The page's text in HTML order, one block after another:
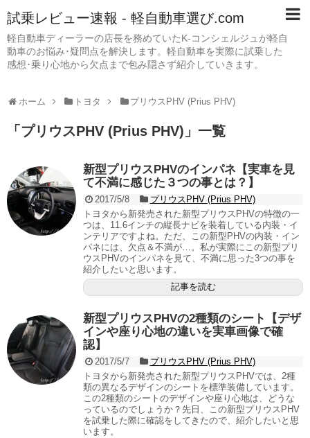
試乗レビュー速報 - 軽自動車選び.com
軽自動車ディーラーの店長を務めていたK-コンシェルジュが軽自
動車のお悩み･疑問点を解決します。軽自動車を実際に試乗した
感想･乗り心地から欠点まで包み隠さず紹介していきます。
ホーム トヨタ プリウスPHV (Prius PHV)
「 プリウスPHV (Prius PHV) 」 一覧
新型プリウスPHVのインパネ【実車を見
て不満に感じた３つの事とは？】
2017/5/8
プリウスPHV (Prius PHV)
トヨタから新発売された新型プリウスPHVの特徴の一
つは、11.6インチの縦長ナビを装着している内装・イ
ンテリアですよね。ただ、この新型PHVの内装・イン
パネには、欠点＆不満が…。私が実際にこの新型プリ
ウスPHVのインパネを見て、不満に思った3つの事を
紹介したいと思います。
記事を読む
新型プリウスPHVの2種類のシート【デザ
インや座り心地の違いを実車画像で確
認】
2017/5/7
プリウスPHV (Prius PHV)
トヨタから新発売された新型プリウスPHVでは、2種
類の異なるデザインのシートを標準装備しています。
この2種類のシートのデザインや座り心地は、どうな
っているのでしょうか？先日、この新型プリウスPHV
を試乗した際に確認をしてきたので、紹介したいと思
います。